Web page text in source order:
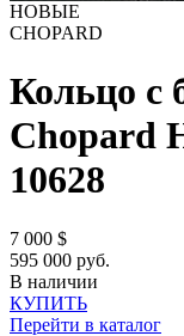
НОВЫЕ
CHOPARD
Кольцо с
Chopard
10628
7 000 $
595 000 руб.
В наличии
КУПИТЬ
Перейти в каталог